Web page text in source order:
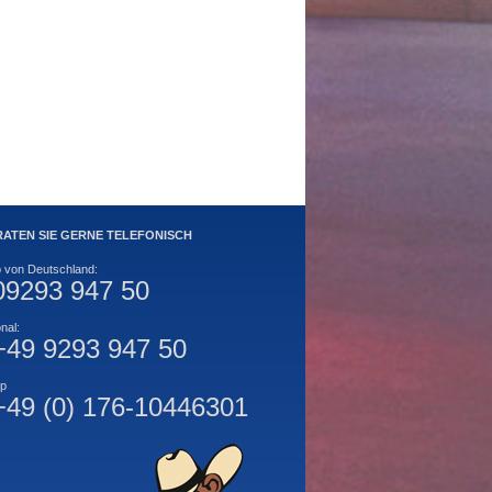
SIE GERNE TELEFONISCH
von Deutschland:
947 50
9293 947 50
(0) 176-10446301